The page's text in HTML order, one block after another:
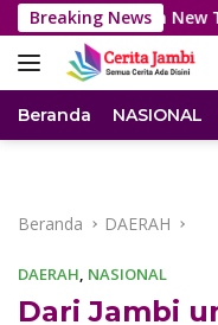
Langsung
ke
konten
Breaking News
Peluncuran New
Beranda NASIONAL
Beranda DAERAH
DAERAH, NASIONAL
Dari Jambi